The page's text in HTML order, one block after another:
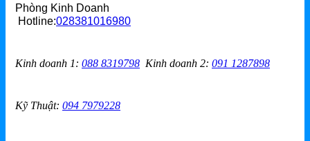
Phòng Kinh Doanh
Hotline:028381016980
Kinh doanh 1: 088 8319798 Kinh doanh 2: 091 1287898
Kỹ Thuật: 094 7979228